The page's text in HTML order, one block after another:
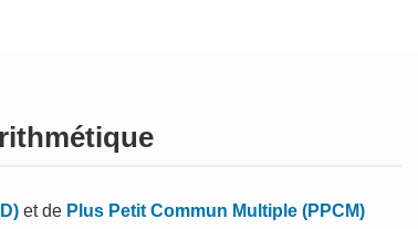
et de Plus Petit Commun Multiple (PPCM)